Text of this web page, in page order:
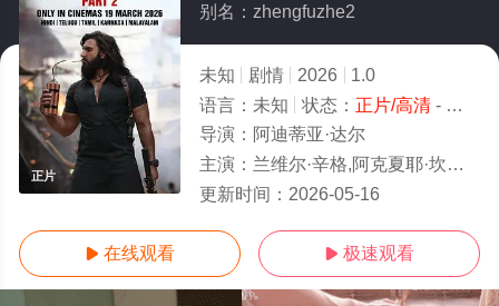
正片
别名：zhengfuzhe2
未知 剧情 2026
1.0
语言： 未知 状态： 正片/高清- 免费在线观看
导演： 阿迪蒂亚·达尔
主演： 兰维尔·辛格,阿克夏耶·坎纳,桑杰·达特,阿俊·拉姆鲍,马达范,莎拉·阿尔琼,Rakesh,Bedi,Danish,Pandor
更新时间： 2026-05-16
 在线观看  极速观看